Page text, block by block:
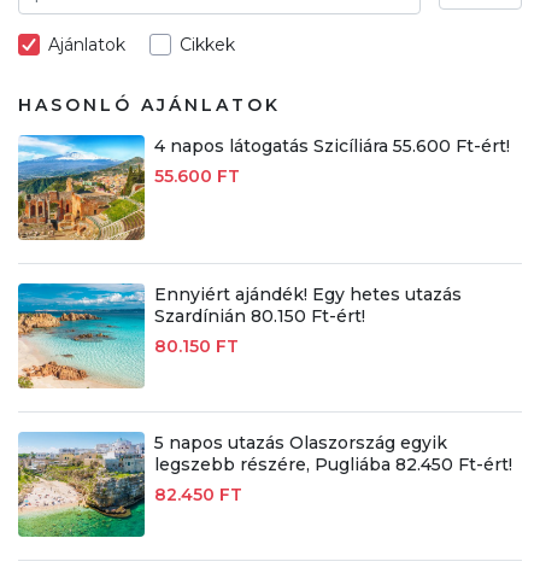
Ajánlatok Cikkek
HASONLÓ AJÁNLATOK
4 napos látogatás Szicíliára 55.600 Ft-ért!
55.600 FT
Ennyiért ajándék! Egy hetes utazás
Szardínián 80.150 Ft-ért!
80.150 FT
5 napos utazás Olaszország egyik
legszebb részére, Pugliába 82.450 Ft-ért!
82.450 FT